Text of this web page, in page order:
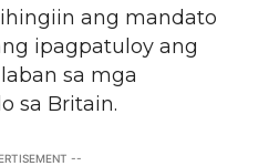
ang mandato
ipagpatuloy ang
sa mga
sa Britain.
--